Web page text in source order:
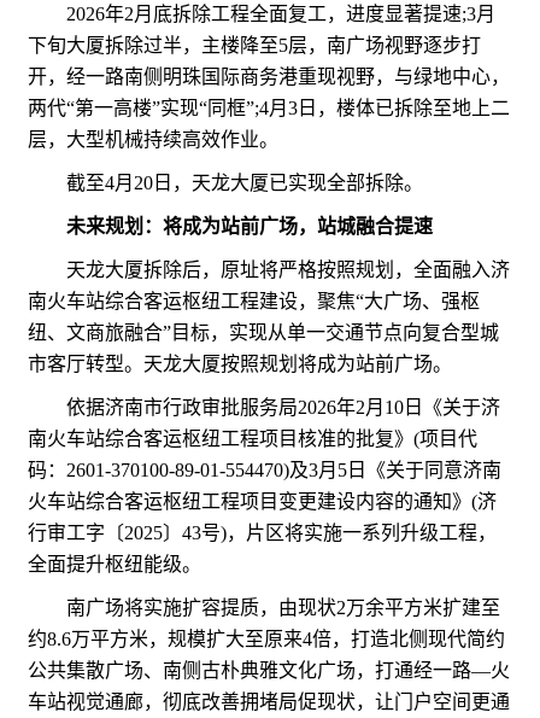
2026年2月底拆除工程全面复工，进度显著提速;3月
下旬大厦拆除过半，主楼降至5层，南广场视野逐步打
开，经一路南侧明珠国际商务港重现视野，与绿地中心，
两代“第一高楼”实现“同框”;4月3日，楼体已拆除至地上二
层，大型机械持续高效作业。
截至4月20日，天龙大厦已实现全部拆除。
未来规划：将成为站前广场，站城融合提速
天龙大厦拆除后，原址将严格按照规划，全面融入济
南火车站综合客运枢纽工程建设，聚焦“大广场、强枢
纽、文商旅融合”目标，实现从单一交通节点向复合型城
市客厅转型。天龙大厦按照规划将成为站前广场。
依据济南市行政审批服务局2026年2月10日《关于济
南火车站综合客运枢纽工程项目核准的批复》(项目代
码：2601-370100-89-01-554470)及3月5日《关于同意济南
火车站综合客运枢纽工程项目变更建设内容的通知》(济
行审工字〔2025〕43号)，片区将实施一系列升级工程，
全面提升枢纽能级。
南广场将实施扩容提质，由现状2万余平方米扩建至
约8.6万平方米，规模扩大至原来4倍，打造北侧现代简约
公共集散广场、南侧古朴典雅文化广场，打通经一路—火
车站视觉通廊，彻底改善拥堵局促现状，让门户空间更通